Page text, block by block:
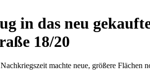
in das neu
18/20
machte neue, größere Flächen